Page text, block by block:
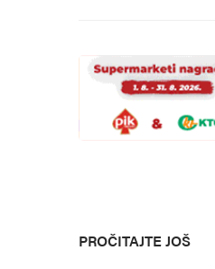
PROČITAJTE JOŠ